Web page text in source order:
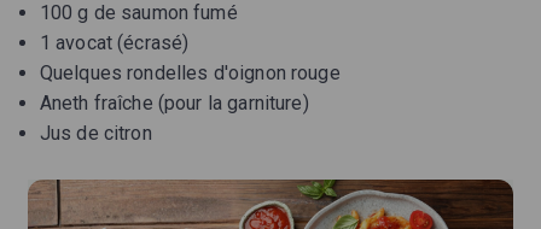
100 g de saumon fumé
1 avocat (écrasé)
Quelques rondelles d'oignon rouge
Aneth fraîche (pour la garniture)
Jus de citron